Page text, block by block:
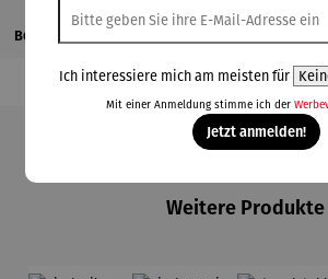
Bewertungen
Weitere Produkte
Ich interessiere mich am meisten für
Mit einer Anmeldung stimme ich der
Jetzt anmelden!